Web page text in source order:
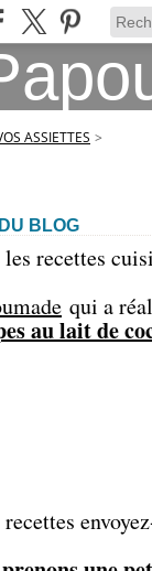
ASSIETTES >
BLOG
recettes
qui a
au lait de